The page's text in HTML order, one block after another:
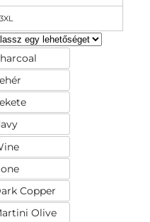
3XL
Copper
Olive